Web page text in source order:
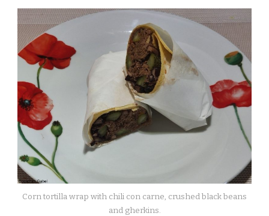
Corn tortilla wrap with chili con carne, crushed black beans
and gherkins.